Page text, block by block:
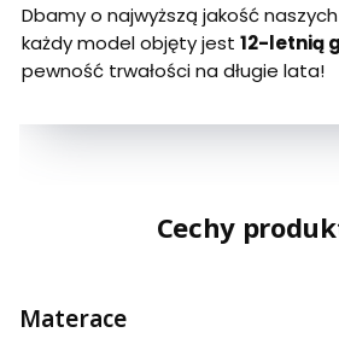
Dbamy o najwyższą jakość
każdy model objęty jest 12-letnią
pewność trwałości na długie lata!
Cechy
Materace